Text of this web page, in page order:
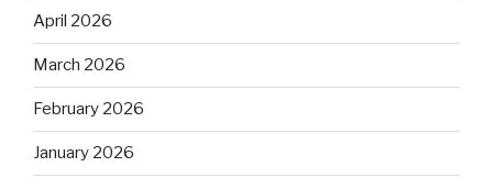
April 2026
March 2026
February 2026
January 2026